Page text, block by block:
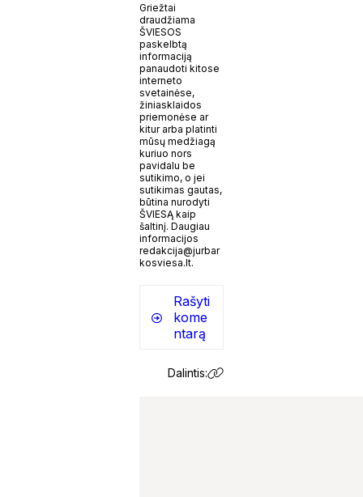
Griežtai
draudžiama
ŠVIESOS
paskelbtą
informaciją
panaudoti kitose
interneto
svetainėse,
žiniasklaidos
priemonėse ar
kitur arba platinti
mūsų medžiagą
kuriuo nors
pavidalu be
sutikimo, o jei
sutikimas gautas,
būtina nurodyti
ŠVIESĄ kaip
šaltinį. Daugiau
informacijos
redakcija@jurbar
kosviesa.lt.
Rašyti
kome
ntarą
Dalintis: